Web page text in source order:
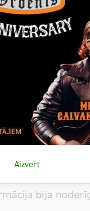
Aizvērt
ielas stāvlaukuma
bez PVN EUR
bija